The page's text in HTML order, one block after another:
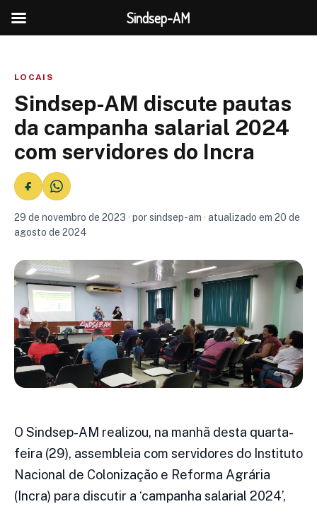
LOCAIS
Sindsep-AM discute pautas
da campanha salarial 2024
com servidores do Incra
29 de novembro de 2023 · por sindsep-am · atualizado em 20 de
agosto de 2024
O Sindsep-AM realizou, na manhã desta quarta-
feira (29), assembleia com servidores do Instituto
Nacional de Colonização e Reforma Agrária
(Incra) para discutir a ‘campanha salarial 2024’,
Sindsep-AM